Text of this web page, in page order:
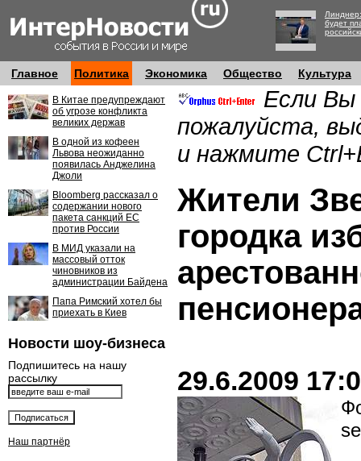
будет
Главное Политика Экономика Общество Культура
В Китае предупреждают
об угрозе конфликта
великих держав
В одной из кофеен
Львова неожиданно
появилась Анджелина
Джоли
Bloomberg рассказал о
содержании нового
пакета санкций ЕС
против России
В МИД указали на
массовый отток
чиновников из
администрации Байдена
Папа Римский хотел бы
приехать в Киев
Новости шоу-бизнеса
Подпишитесь на нашу
рассылку
Наш партнёр
Если Вы
пожалуйста,
и нажмите
Жители
городка
29.6.2009